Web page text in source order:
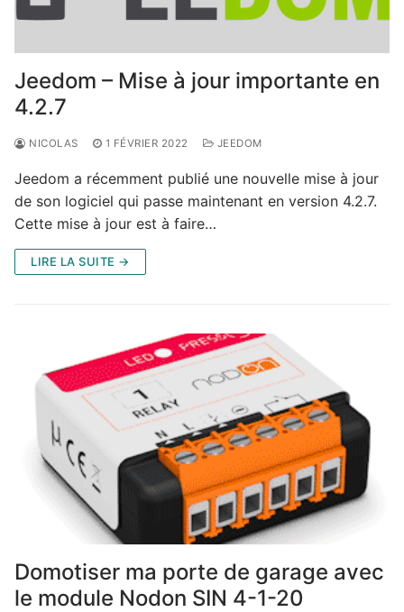
Jeedom – Mise à jour importante en
4.2.7
NICOLAS 1 FÉVRIER 2022 JEEDOM
Jeedom a récemment publié une nouvelle mise à jour
de son logiciel qui passe maintenant en version 4.2.7.
Cette mise à jour est à faire…
LIRE LA SUITE →
Domotiser ma porte de garage avec
le module Nodon SIN 4-1-20